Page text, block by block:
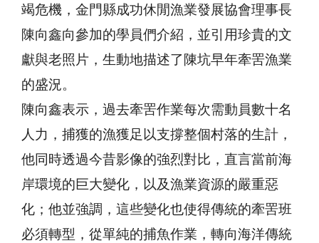
竭危機，金門縣成功休閒漁業發展協會理事長
陳向鑫向參加的學員們介紹，並引用珍貴的文
獻與老照片，生動地描述了陳坑早年牽罟漁業
的盛況。
陳向鑫表示，過去牽罟作業每次需動員數十名
人力，捕獲的漁獲足以支撐整個村落的生計，
他同時透過今昔影像的強烈對比，直言當前海
岸環境的巨大變化，以及漁業資源的嚴重惡
化；他並強調，這些變化也使得傳統的牽罟班
必須轉型，從單純的捕魚作業，轉向海洋傳統